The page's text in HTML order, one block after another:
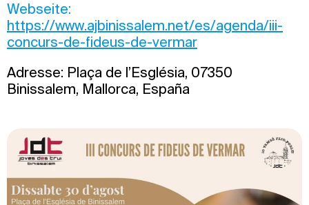
Webseite:
https://www.ajbinissalem.net/es/agenda/iii-
concurs-de-fideus-de-vermar
Adresse: Plaça de l’Església, 07350
Binissalem, Mallorca, España